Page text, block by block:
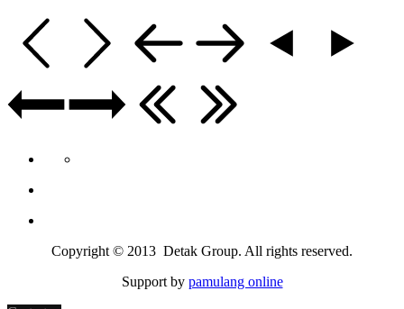
Copyright © 2013 Detak Group. All rights reserved.
Support by pamulang online